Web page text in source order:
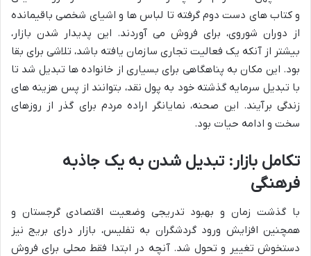
و کتاب های دست دوم گرفته تا لباس ها و اشیای شخصی باقیمانده
از دوران شوروی، برای فروش می آوردند. این پدیدار شدن بازار،
بیشتر از آنکه یک فعالیت تجاری سازمان یافته باشد، تلاشی برای بقا
بود. این مکان به پناهگاهی برای بسیاری از خانواده ها تبدیل شد تا
با تبدیل سرمایه گذشته خود به پول نقد، بتوانند از پس هزینه های
زندگی برآیند. این صحنه، نمایانگر اراده مردم برای گذر از روزهای
سخت و ادامه حیات بود.
تکامل بازار: تبدیل شدن به یک جاذبه
فرهنگی
با گذشت زمان و بهبود تدریجی وضعیت اقتصادی گرجستان و
همچنین افزایش ورود گردشگران به تفلیس، بازار درای بریج نیز
دستخوش تغییر و تحول شد. آنچه در ابتدا فقط محلی برای فروش